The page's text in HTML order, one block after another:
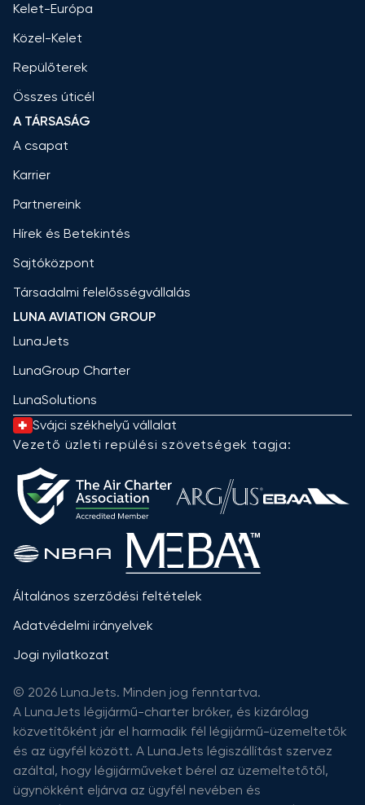
Kelet-Európa
Közel-Kelet
Repülőterek
Összes úticél
A TÁRSASÁG
A csapat
Karrier
Partnereink
Hírek és Betekintés
Sajtóközpont
Társadalmi felelősségvállalás
LUNA AVIATION GROUP
LunaJets
LunaGroup Charter
LunaSolutions
Svájci székhelyű vállalat
Vezető üzleti repülési szövetségek tagja:
Általános szerződési feltételek
Adatvédelmi irányelvek
Jogi nyilatkozat
© 2026 LunaJets. Minden jog fenntartva.
A LunaJets légijármű-charter bróker, és kizárólag
közvetítőként jár el harmadik fél légijármű-üzemeltetők
és az ügyfél között. A LunaJets légiszállítást szervez
azáltal, hogy légijárműveket bérel az üzemeltetőtől,
ügynökként eljárva az ügyfél nevében és